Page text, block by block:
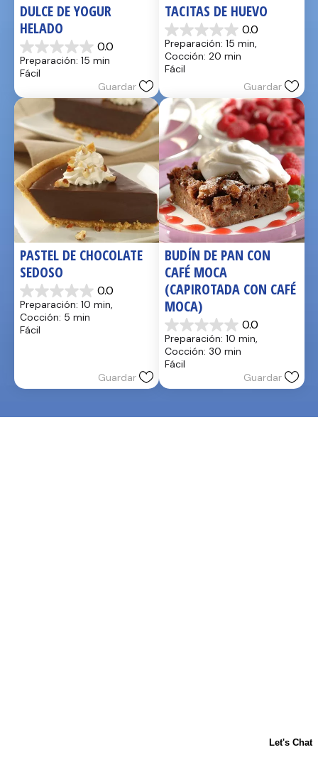
DULCE DE YOGUR
HELADO
0.0
0.0
de
5
Preparación: 15 min
Fácil
Guardar
TACITAS DE HUEVO
0.0
0.0
de
5
estrellas.
Preparación: 15 min,
Cocción: 20 min
Fácil
Guardar
PASTEL DE CHOCOLATE
SEDOSO
0.0
0.0
de
5
estrellas.
Preparación: 10 min,
Cocción: 5 min
Fácil
Guardar
BUDÍN DE PAN CON
CAFÉ MOCA
(CAPIROTADA CON CAFÉ
MOCA)
0.0
0.0
de
5
estrellas.
Preparación: 10 min,
Cocción: 30 min
Fácil
Guardar